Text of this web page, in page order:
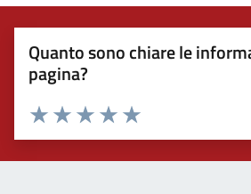
Quanto sono chiare le
pagina?
Valuta 5 stelle su 5
Valuta 4 stelle su 5
Valuta 3 stelle su 5
Valuta 2 stelle su 5
Valuta 1 stelle su 5